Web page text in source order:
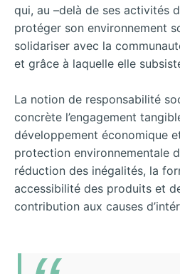
qui, au –delà de ses activités
protéger son environnement
solidariser avec la
et grâce à laquelle elle
La notion de responsabilité
concrète l’engagement
développement économique
protection environnementale
réduction des inégalités, la
accessibilité des produits et
contribution aux causes